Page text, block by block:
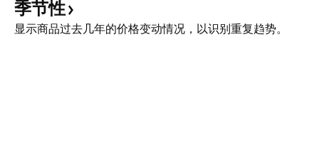
季节性
显示商品过去几年的价格变动情况，以识别重复趋势。